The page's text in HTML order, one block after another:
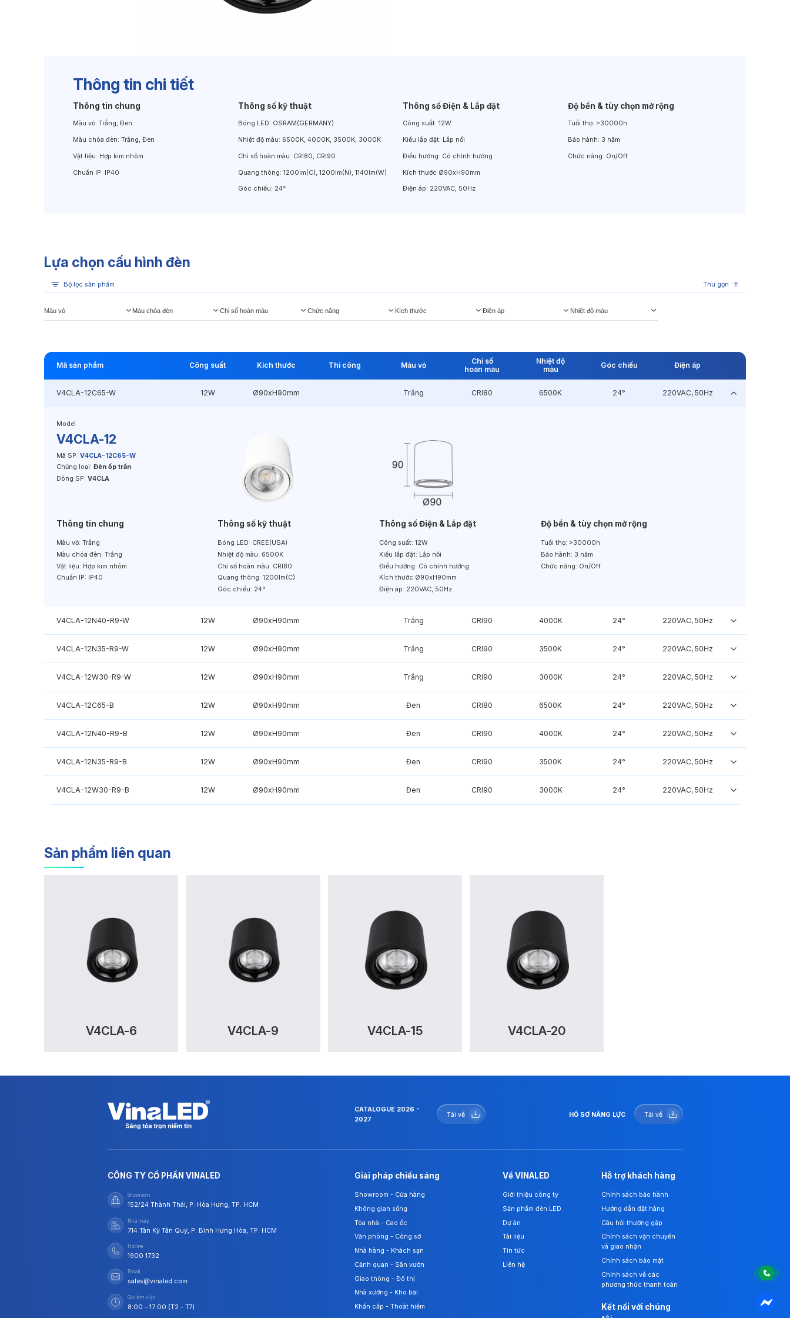
Thông tin chi tiết
Thông tin chung
Màu vỏ: Trắng, Đen
Màu chóa đèn: Trắng, Đen
Vật liệu: Hợp kim nhôm
Chuẩn IP: IP40
Thông số kỹ thuật
Bóng LED: OSRAM(GERMANY)
Nhiệt độ màu: 6500K, 4000K, 3500K, 3000K
Chỉ số hoàn màu: CRI80, CRI90
Quang thông: 1200lm(C), 1200lm(N), 1140lm(W)
Góc chiếu: 24°
Thông số Điện & Lắp đặt
Công suất:12W
Kiểu lắp đặt: Lắp nổi
Điều hướng: Có chỉnh hướng
Kích thước Ø90xH90mm
Điện áp: 220VAC, 50Hz
Độ bền & tùy chọn mở rộng
Tuổi thọ: >30000h
Bảo hành: 3 năm
Chức năng: On/Off
Lựa chọn cấu hình đèn
Bộ lọc sản phẩm Thu gọn
Màu vỏ Màu chóa đèn Chỉ số hoàn màu Chức năng Kích thước Điện áp Nhiệt độ màu
Mã sản phẩm Công suất Kích thước Thi công Màu vỏ
Chỉ số
hoàn màu
Nhiệt độ
màu
Góc chiếu Điện áp
V4CLA-12C65-W 12W Ø90xH90mm Trắng CRI80 6500K 24° 220VAC, 50Hz
Model
V4CLA-12
Mã SP: V4CLA-12C65-W
Chủng loại: Đèn ốp trần
Dòng SP: V4CLA
Thông tin chung
Màu vỏ: Trắng
Màu chóa đèn: Trắng
Vật liệu: Hợp kim nhôm
Chuẩn IP:
IP40
Thông số kỹ thuật
Bóng LED: CREE(USA)
Nhiệt độ màu: 6500K
Chỉ số hoàn màu: CRI80
Quang thông: 1200lm(C)
Góc chiếu: 24°
Thông số Điện & Lắp đặt
Công suất: 12W
Kiểu lắp đặt: Lắp nổi
Điều hướng: Có chỉnh hướng
Kích thước Ø90xH90mm
Điện áp: 220VAC, 50Hz
Độ bền & tùy chọn mở rộng
Tuổi thọ: >30000h
Bảo hành: 3 năm
Chức năng: On/Off
V4CLA-12N40-R9-W 12W Ø90xH90mm Trắng CRI90 4000K 24° 220VAC, 50Hz
V4CLA-12N35-R9-W 12W Ø90xH90mm Trắng CRI90 3500K 24° 220VAC, 50Hz
V4CLA-12W30-R9-W 12W Ø90xH90mm Trắng CRI90 3000K 24° 220VAC, 50Hz
V4CLA-12C65-B 12W Ø90xH90mm Đen CRI80 6500K 24° 220VAC, 50Hz
V4CLA-12N40-R9-B 12W Ø90xH90mm Đen CRI90 4000K 24° 220VAC, 50Hz
V4CLA-12N35-R9-B 12W Ø90xH90mm Đen CRI90 3500K 24° 220VAC, 50Hz
V4CLA-12W30-R9-B 12W Ø90xH90mm Đen CRI90 3000K 24° 220VAC, 50Hz
Sản phẩm liên quan
V4CLA-6 V4CLA-9 V4CLA-15 V4CLA-20
CATALOGUE 2026 -
2027
Tải về HỒ SƠ NĂNG LỰC Tải về
CÔNG TY CỔ PHẦN VINALED
Showroom
152/24 Thành Thái, P. Hòa Hưng, TP. HCM
Nhà máy
714 Tân Kỳ Tân Quý, P. Bình Hưng Hòa, TP. HCM
Hotline
1900 1732
Email
sales@vinaled.com
Giờ làm việc
8:00 – 17:00 (T2 - T7)
Giải pháp chiếu sáng
Showroom - Cửa hàng
Không gian sống
Tòa nhà - Cao ốc
Văn phòng - Công sở
Nhà hàng - Khách sạn
Cảnh quan - Sân vườn
Giao thông - Đô thị
Nhà xưởng - Kho bãi
Khẩn cấp - Thoát hiểm
Về VINALED
Giới thiệu công ty
Sản phẩm đèn LED
Dự án
Tài liệu
Tin tức
Liên hệ
Hỗ trợ khách hàng
Chính sách bảo hành
Hướng dẫn đặt hàng
Câu hỏi thường gặp
Chính sách vận chuyển
và giao nhận
Chính sách bảo mật
Chính sách về các
phương thức thanh toán
Kết nối với chúng